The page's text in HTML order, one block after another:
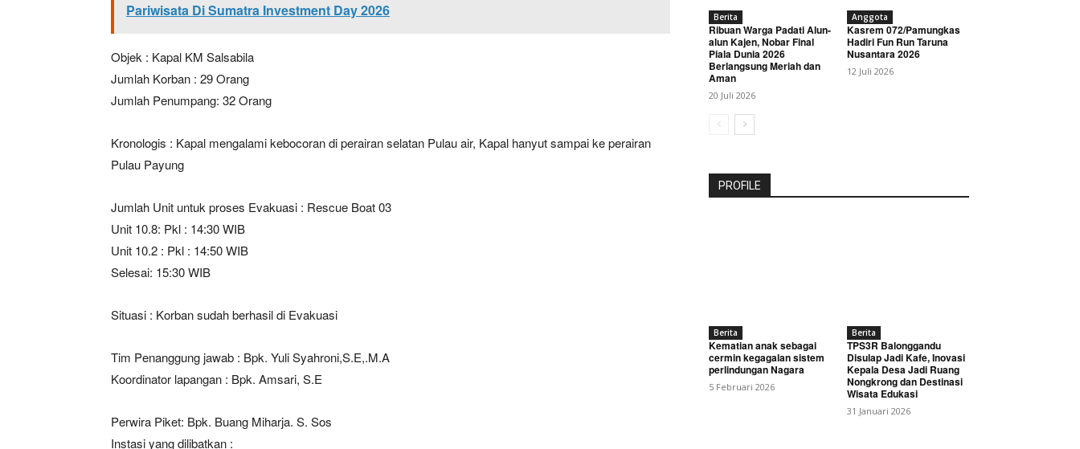
Magazine PRO
SUBSCRIBE NOW
Pariwisata Di Sumatra Investment Day 2026
Objek : Kapal KM Salsabila
Jumlah Korban : 29 Orang
Jumlah Penumpang: 32 Orang
Kronologis : Kapal mengalami kebocoran di perairan selatan Pulau air, Kapal hanyut sampai ke perairan
Pulau Payung
Jumlah Unit untuk proses Evakuasi : Rescue Boat 03
Unit 10.8: Pkl : 14:30 WIB
Unit 10.2 : Pkl : 14:50 WIB
Selesai: 15:30 WIB
Situasi : Korban sudah berhasil di Evakuasi
Tim Penanggung jawab : Bpk. Yuli Syahroni,S.E,.M.A
Koordinator lapangan : Bpk. Amsari, S.E
Perwira Piket: Bpk. Buang Miharja. S. Sos
Instasi yang dilibatkan :
Berita
Ribuan Warga Padati Alun-
alun Kajen, Nobar Final
Piala Dunia 2026
Berlangsung Meriah dan
Aman
20 Juli 2026
Anggota
Kasrem 072/Pamungkas
Hadiri Fun Run Taruna
Nusantara 2026
12 Juli 2026
PROFILE
Berita
Kematian anak sebagai
cermin kegagalan sistem
perlindungan Nagara
5 Februari 2026
Berita
TPS3R Balonggandu
Disulap Jadi Kafe, Inovasi
Kepala Desa Jadi Ruang
Nongkrong dan Destinasi
Wisata Edukasi
31 Januari 2026